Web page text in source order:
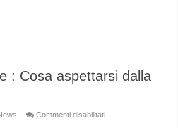
: Cosa aspettarsi dalla
Commenti disabilitatisu